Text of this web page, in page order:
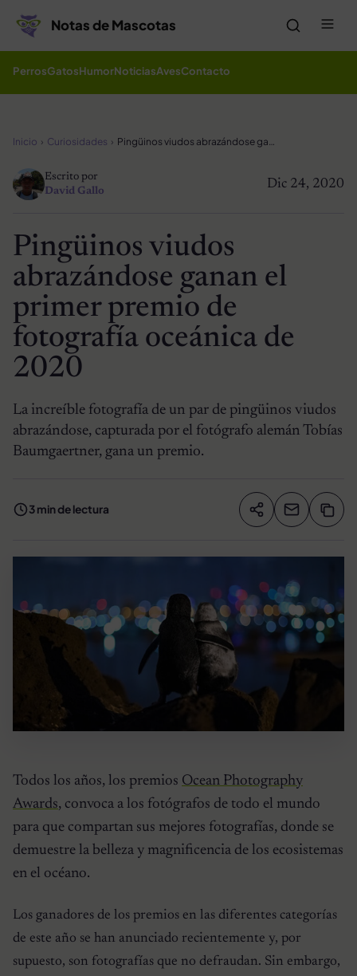
Notas de Mascotas
PerrosGatosHumorNoticiasAvesContacto
Inicio Curiosidades Pingüinos viudos abrazándose ganan el primer premio de fotografía oceánica de 2020
Dic 24, 2020
Escrito por
David Gallo
Pingüinos viudos
abrazándose ganan el
primer premio de
fotografía oceánica de
2020
La increíble fotografía de un par de pingüinos viudos
abrazándose, capturada por el fotógrafo alemán Tobías
Baumgaertner, gana un premio.
3 min de lectura Compartir
Todos los años, los premios Ocean Photography
Awards, convoca a los fotógrafos de todo el mundo
para que compartan sus mejores fotografías, donde se
demuestre la belleza y magnificencia de los ecosistemas
en el océano.
Los ganadores de los premios en las diferentes categorías
de este año se han anunciado recientemente y, por
supuesto, son fotografías que no defraudan. Sin embargo,